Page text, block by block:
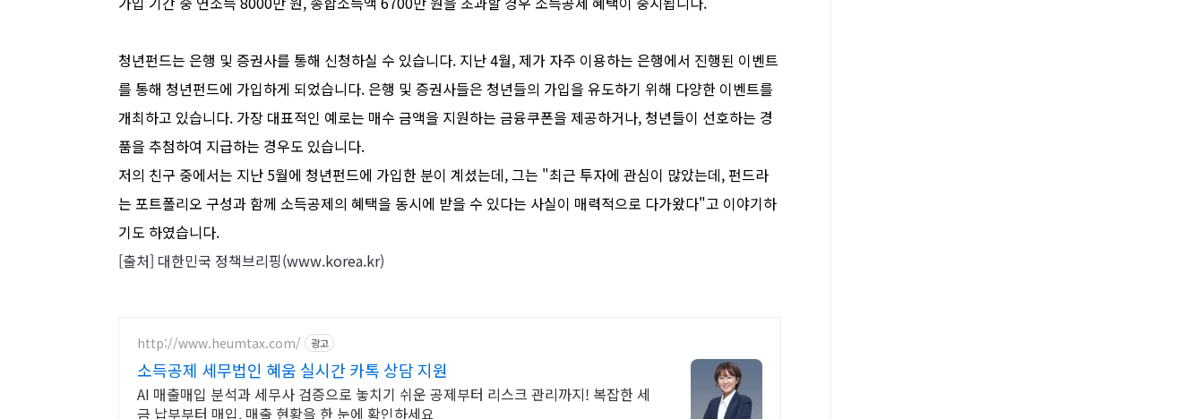
청년펀드는 은행 및 증권사를 통해 신청하실 수 있습니다. 지난 4월, 제가 자주 이용하는 은행에서 진행된 이벤트
를 통해 청년펀드에 가입하게 되었습니다. 은행 및 증권사들은 청년들의 가입을 유도하기 위해 다양한 이벤트를
개최하고 있습니다. 가장 대표적인 예로는 매수 금액을 지원하는 금융쿠폰을 제공하거나, 청년들이 선호하는 경
품을 추첨하여 지급하는 경우도 있습니다.
저의 친구 중에서는 지난 5월에 청년펀드에 가입한 분이 계셨는데, 그는 "최근 투자에 관심이 많았는데, 펀드라
는 포트폴리오 구성과 함께 소득공제의 혜택을 동시에 받을 수 있다는 사실이 매력적으로 다가왔다"고 이야기하
기도 하였습니다.
[출처] 대한민국 정책브리핑(www.korea.kr)
http://www.heumtax.com/ 광고
소득공제 세무법인 혜움 실시간 카톡 상담 지원
AI 매출매입 분석과 세무사 검증으로 놓치기 쉬운 공제부터 리스크 관리까지! 복잡한 세
금 납부부터 매입, 매출 현황을 한 눈에 확인하세요